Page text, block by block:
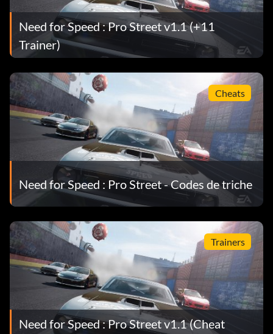
Need for Speed : Pro Street v1.1 (+11
Trainer)
Cheats
Need for Speed : Pro Street - Codes de triche
Trainers
Need for Speed : Pro Street v1.1 (Cheat